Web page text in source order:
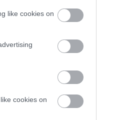
like cookies on
cookies on
Ferrari,